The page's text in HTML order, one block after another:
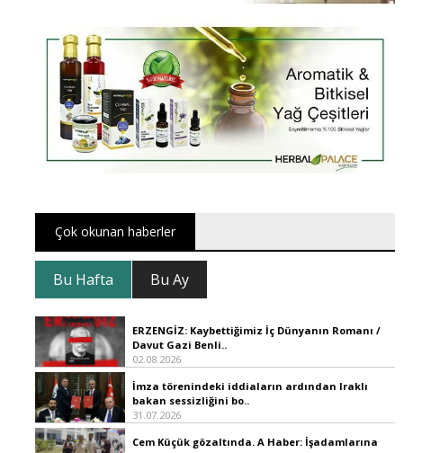
Çok okunan haberler
Bu Hafta Bu Ay
ERZENGİZ: Kaybettiğimiz İç Dünyanın Romanı /
Davut Gazi Benli..
02.08.2026
İmza törenindeki iddiaların ardından Iraklı
bakan sessizliğini bo..
31.07.2026
Cem Küçük gözaltında. A Haber: İşadamlarına